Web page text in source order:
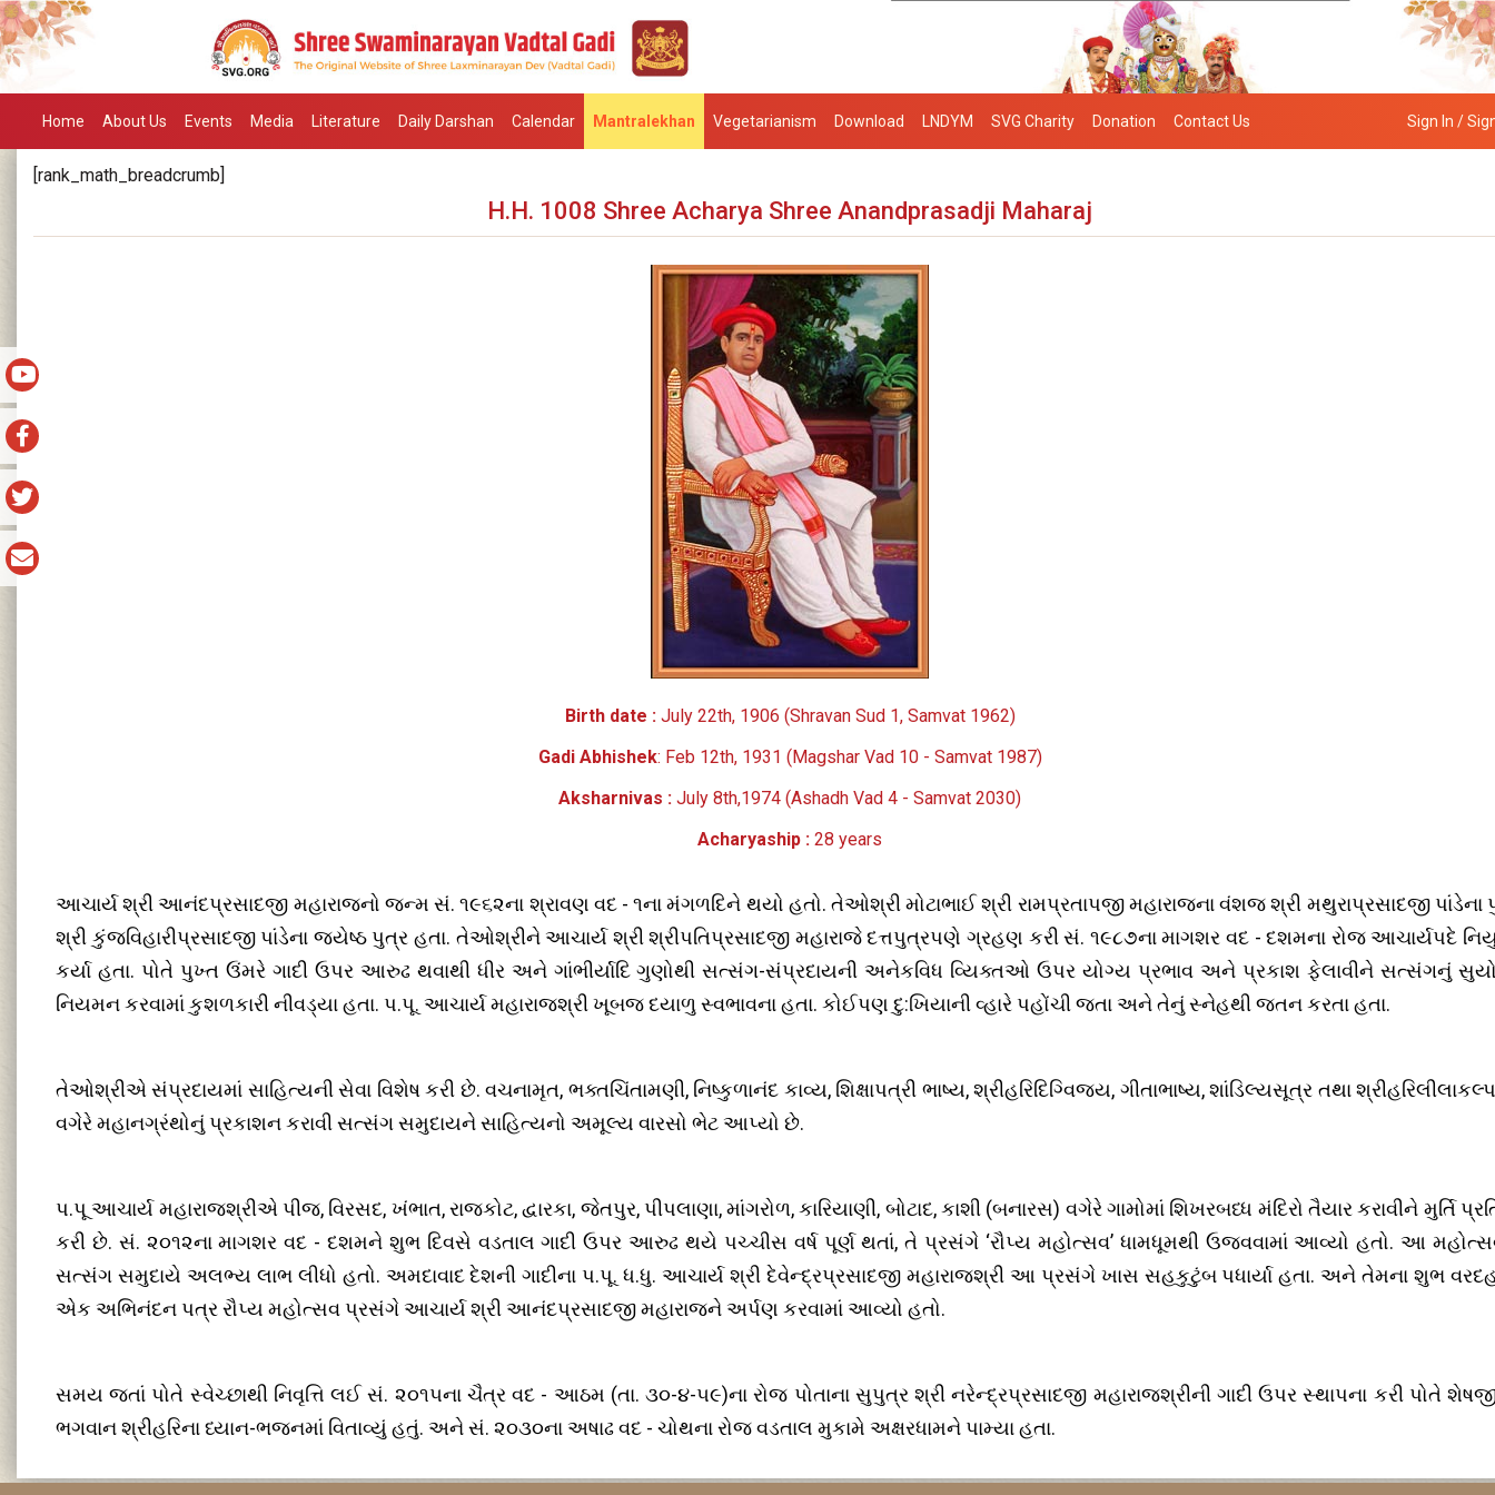
Home About Us Events Media Literature Daily Darshan Calendar Mantralekhan Vegetarianism Download LNDYM SVG Charity Donation Contact Us Sign In /
[rank_math_breadcrumb]
H.H. 1008 Shree Acharya Shree Anandprasadji Maharaj
Birth date : July 22th, 1906 (Shravan Sud 1, Samvat 1962)
Gadi Abhishek: Feb 12th, 1931 (Magshar Vad 10 - Samvat 1987)
Aksharnivas : July 8th,1974 (Ashadh Vad 4 - Samvat 2030)
Acharyaship : 28 years
આચાર્ય શ્રી આનંદપ્રસાદજી મહારાજનો જન્મ સં. ૧૯૬૨ના શ્રાવણ વદ - ૧ના મંગળદિને થયો હતો. તેઓશ્રી મોટાભાઈ શ્રી રામપ્રતાપજી મહારાજના વંશજ શ્રી મથુરાપ્રસાદજી પાંડેના
શ્રી કુંજવિહારીપ્રસાદજી પાંડેના જ્યેષ્ઠ પુત્ર હતા. તેઓશ્રીને આચાર્ય શ્રી શ્રીપતિપ્રસાદજી મહારાજે દત્તપુત્રપણે ગ્રહણ કરી સં. ૧૯૮૭ના માગશર વદ - દશમના રોજ આચાર્યપદે
કર્યા હતા. પોતે પુખ્ત ઉંમરે ગાદી ઉપર આરુઢ થવાથી ધીર અને ગાંભીર્યાદિ ગુણોથી સત્સંગ-સંપ્રદાયની અનેકવિધ વ્યિક્તઓ ઉપર યોગ્ય પ્રભાવ અને પ્રકાશ ફેલાવીને સત્સંગનું
નિયમન કરવામાં કુશળકારી નીવડ્યા હતા. પ.પૂ. આચાર્ય મહારાજશ્રી ખૂબજ દયાળુ સ્વભાવના હતા. કોઈપણ દુ:ખિયાની વ્હારે પહોંચી જતા અને તેનું સ્નેહથી જતન કરતા હતા.
તેઓશ્રીએ સંપ્રદાયમાં સાહિત્યની સેવા વિશેષ કરી છે. વચનામૃત, ભક્તચિંતામણી, નિષ્કુળાનંદ કાવ્ય, શિક્ષાપત્રી ભાષ્ય, શ્રીહરિદિગ્વિજય, ગીતાભાષ્ય, શાંડિલ્યસૂત્ર તથા
વગેરે મહાનગ્રંથોનું પ્રકાશન કરાવી સત્સંગ સમુદાયને સાહિત્યનો અમૂલ્ય વારસો ભેટ આપ્યો છે.
પ.પૂ આચાર્ય મહારાજશ્રીએ પીજ, વિરસદ, ખંભાત, રાજકોટ, દ્વારકા, જેતપુર, પીપલાણા, માંગરોળ, કારિયાણી, બોટાદ, કાશી (બનારસ) વગેરે ગામોમાં શિખરબધ્ધ મંદિરો તૈયાર કરાવીને મુર્તિ
કરી છે. સં. ૨૦૧૨ના માગશર વદ - દશમને શુભ દિવસે વડતાલ ગાદી ઉપર આરુઢ થયે પચ્ચીસ વર્ષ પૂર્ણ થતાં, તે પ્રસંગે ‘રૌપ્ય મહોત્સવ’ ધામધૂમથી ઉજવવામાં આવ્યો હતો. આ
સત્સંગ સમુદાયે અલભ્ય લાભ લીધો હતો. અમદાવાદ દેશની ગાદીના પ.પૂ. ધ.ધુ. આચાર્ય શ્રી દેવેન્દ્રપ્રસાદજી મહારાજશ્રી આ પ્રસંગે ખાસ સહકુટુંબ પધાર્યા હતા. અને તેમના શુભ
એક અભિનંદન પત્ર રૌપ્ય મહોત્સવ પ્રસંગે આચાર્ય શ્રી આનંદપ્રસાદજી મહારાજને અર્પણ કરવામાં આવ્યો હતો.
સમય જતાં પોતે સ્વેચ્છાથી નિવૃત્તિ લઈ સં. ૨૦૧૫ના ચૈત્ર વદ - આઠમ (તા. ૩૦-૪-૫૯)ના રોજ પોતાના સુપુત્ર શ્રી નરેન્દ્રપ્રસાદજી મહારાજશ્રીની ગાદી ઉપર સ્થાપના કરી પોતે
ભગવાન શ્રીહરિના ધ્યાન-ભજનમાં વિતાવ્યું હતું. અને સં. ૨૦૩૦ના અષાઢ વદ - ચોથના રોજ વડતાલ મુકામે અક્ષરધામને પામ્યા હતા.